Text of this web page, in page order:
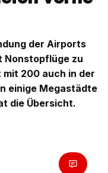
der Airports
Nonstopflüge zu
200 auch in der
einige Megastädte
die Übersicht.